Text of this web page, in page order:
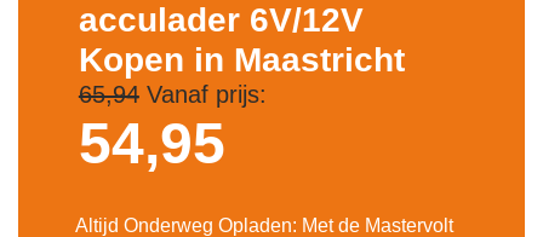
acculader 6V/12V
Kopen in Maastricht
65,94Vanaf prijs:
54,95
Altijd Onderweg Opladen: Met de Mastervolt